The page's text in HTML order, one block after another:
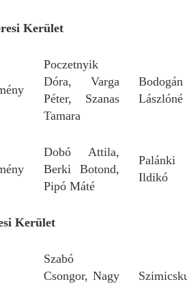
Kerület
Poczetnyik
Dóra, Varga
Péter, Szanas
Tamara
Bodogán
Lászlóné
Dobó Attila,
Berki Botond,
Pipó Máté
Palánki
Ildikó
Kerület
Szabó
Csongor, Nagy